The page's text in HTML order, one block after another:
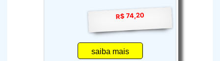
R$ 74,20
saiba mais